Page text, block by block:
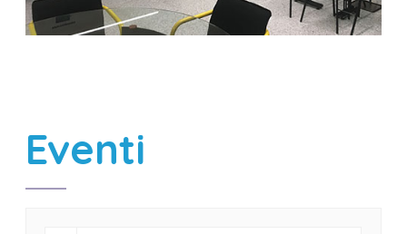
Eventi